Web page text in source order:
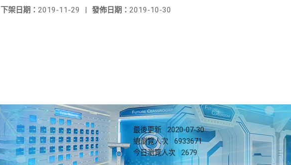
發佈日期： 2019-10-30
下架日期： 2019-11-29 |
最後更新
2020-07-30
總瀏覽人次
6933671
今日瀏覽人次
2679